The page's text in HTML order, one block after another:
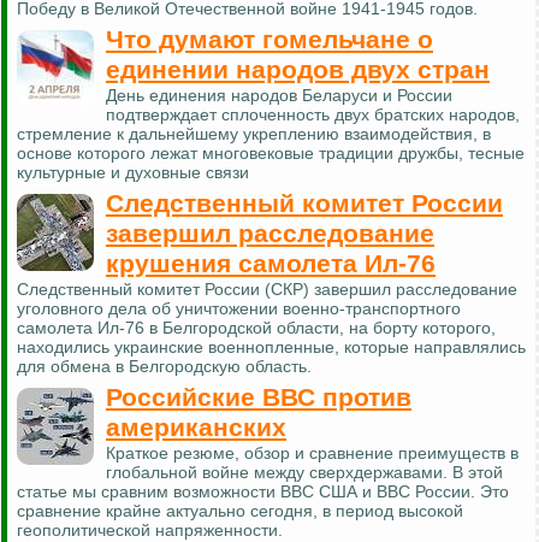
Победу в Великой Отечественной войне 1941-1945 годов.
Что думают гомельчане о
единении народов двух стран
День единения народов Беларуси и России
подтверждает сплоченность двух братских народов,
стремление к дальнейшему укреплению взаимодействия, в
основе которого лежат многовековые традиции дружбы, тесные
культурные и духовные связи
Следственный комитет России
завершил расследование
крушения самолета Ил-76
Следственный комитет России (СКР) завершил расследование
уголовного дела об уничтожении военно-транспортного
самолета Ил-76 в Белгородской области, на борту которого,
находились украинские военнопленные, которые направлялись
для обмена в Белгородскую область.
Российские ВВС против
американских
Краткое резюме, обзор и сравнение преимуществ в
глобальной войне между сверхдержавами. В этой
статье мы сравним возможности ВВС США и ВВС России. Это
сравнение крайне актуально сегодня, в период высокой
геополитической напряженности.